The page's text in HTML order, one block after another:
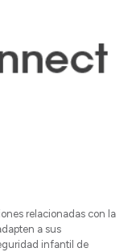
relacionadas con la
a sus
infantil de